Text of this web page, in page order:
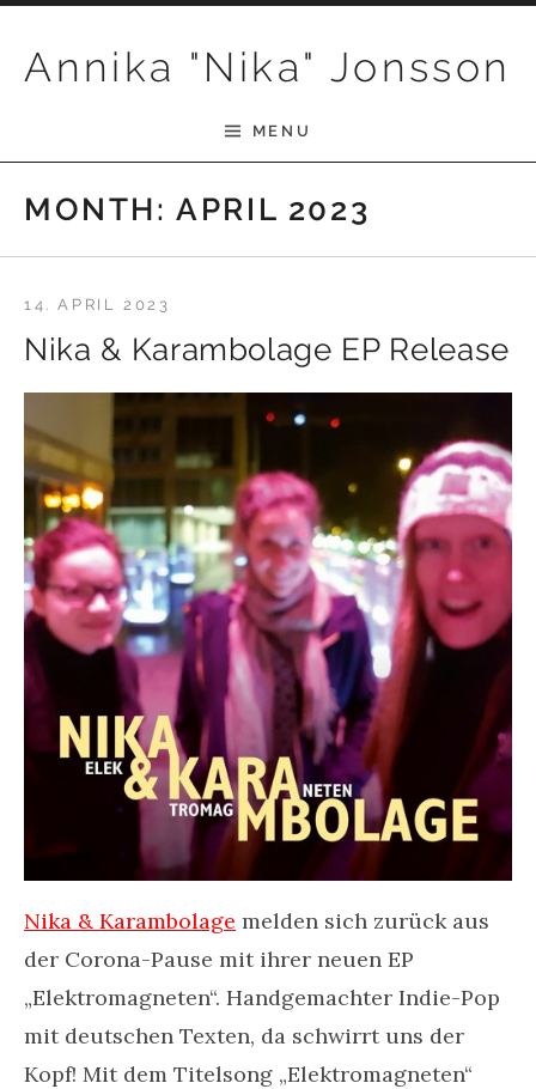
Annika "Nika" Jonsson
MENU
MONTH:APRIL 2023
Nika & Karambolage EP Release
14. APRIL 2023
Nika & Karambolage melden sich zurück aus
der Corona-Pause mit ihrer neuen EP
„Elektromagneten“. Handgemachter Indie-Pop
mit deutschen Texten, da schwirrt uns der
Kopf! Mit dem Titelsong „Elektromagneten“